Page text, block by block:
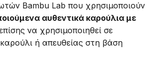
Bambu Lab που χρησιμοποιούν
αυθεντικά καρούλια με
να χρησιμοποιηθεί σε
ή απευθείας στη βάση